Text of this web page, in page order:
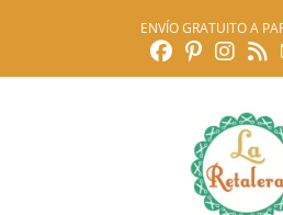
ENVÍO GRATUITO A